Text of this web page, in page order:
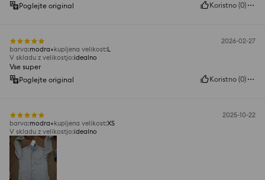
Poglejte original
Koristno (0)
2026-02-27
barva:modra kupljena velikost:L
V skladu z velikostjo:idealno
Vse super
Poglejte original
Koristno (0)
2025-10-22
barva:modra kupljena velikost:XS
V skladu z velikostjo:idealno